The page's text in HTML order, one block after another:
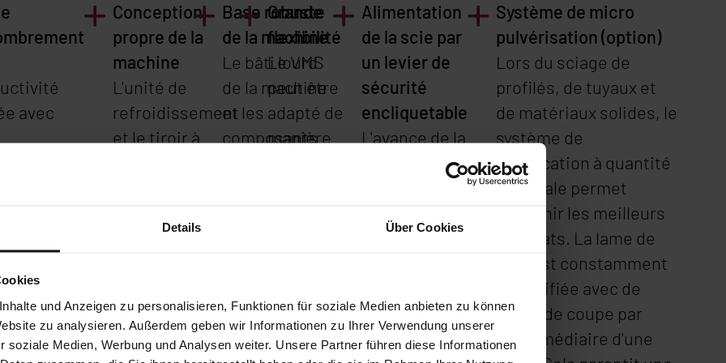
Details Über Cookies
und Anzeigen zu personalisieren, Funktionen für soziale Medien anbieten zu können
zu analysieren. Außerdem geben wir Informationen zu Ihrer Verwendung unserer
soziale Medien, Werbung und Analysen weiter. Unsere Partner führen diese Informationen
avec
Conception
propre de la
machine
L'unité de
refroidissement
et le tiroir à
machine.
Grande
flexibilité
Le VMS
peut être
adapté de
manière
Base robuste
de la machine
Le bâti lourd
de la machine
et les
composants
un processus
de sciage à
Alimentation
de la scie par
un levier de
sécurité
encliquetable
L'avance de la
pour obtenir
courte
possible.
Système de micro
pulvérisation (option)
Lors du sciage de
profilés, de tuyaux et
de matériaux solides, le
système de
lubrification à quantité
minimale permet
d'obtenir les meilleurs
résultats. La lame de
scie est constamment
humidifiée avec de
l'huile de coupe par
l'intermédiaire d'une